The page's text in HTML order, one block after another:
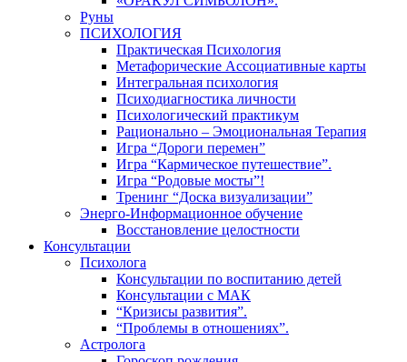
Руны
ПСИХОЛОГИЯ
Практическая Психология
Метафорические Ассоциативные карты
Интегральная психология
Психодиагностика личности
Психологический практикум
Рационально – Эмоциональная Терапия
Игра “Дороги перемен”
Игра “Кармическое путешествие”.
Игра “Родовые мосты”!
Тренинг “Доска визуализации”
Энерго-Информационное обучение
Восстановление целостности
Консультации
Психолога
Консультации по воспитанию детей
Консультации с МАК
“Кризисы развития”.
“Проблемы в отношениях”.
Астролога